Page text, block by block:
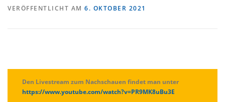
VERÖFFENTLICHT AM 6. OKTOBER 2021
Den Livestream zum Nachschauen findet man unter
https://www.youtube.com/watch?v=PR9MK8uBu3E